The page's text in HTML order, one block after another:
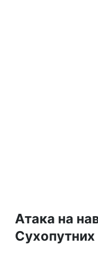
Атака на
Сухопутних